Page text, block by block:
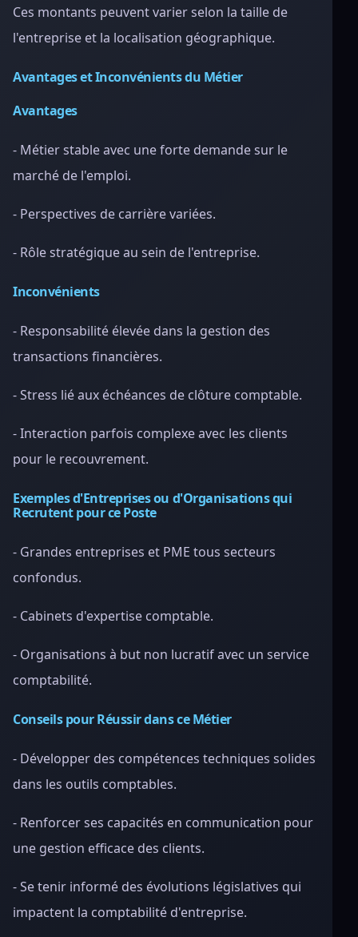
Ces montants peuvent varier selon la taille de
l'entreprise et la localisation géographique.
Avantages et Inconvénients du Métier
Avantages
- Métier stable avec une forte demande sur le
marché de l'emploi.
- Perspectives de carrière variées.
- Rôle stratégique au sein de l'entreprise.
Inconvénients
- Responsabilité élevée dans la gestion des
transactions financières.
- Stress lié aux échéances de clôture comptable.
- Interaction parfois complexe avec les clients
pour le recouvrement.
Exemples d'Entreprises ou d'Organisations qui
Recrutent pour ce Poste
- Grandes entreprises et PME tous secteurs
confondus.
- Cabinets d'expertise comptable.
- Organisations à but non lucratif avec un service
comptabilité.
Conseils pour Réussir dans ce Métier
- Développer des compétences techniques solides
dans les outils comptables.
- Renforcer ses capacités en communication pour
une gestion efficace des clients.
- Se tenir informé des évolutions législatives qui
impactent la comptabilité d'entreprise.